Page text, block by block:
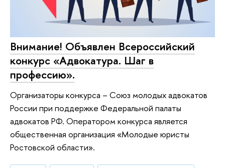
Внимание! Объявлен Всероссийский
конкурс «Адвокатура. Шаг в
профессию».
Организаторы конкурса – Союз молодых адвокатов
России при поддержке Федеральной палаты
адвокатов РФ. Оператором конкурса является
общественная организация «Молодые юристы
Ростовской области».